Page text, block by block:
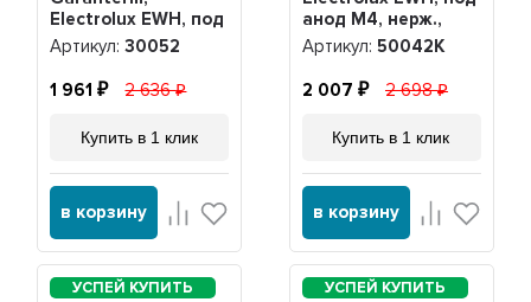
Electrolux EWH, под
анод М4, 30052
Артикул:30052
1 961 2 636
Купить в 1 клик
в корзину
анод М4, нерж.,
PREMIUM +
прокладка + анод,
50042K
Артикул: 50042K
2 007 2 698
Купить в 1 клик
в корзину